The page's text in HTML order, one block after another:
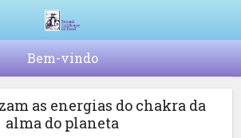
Bem-vindo
as energias do chakra da
alma do planeta